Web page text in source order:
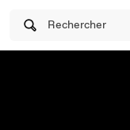
Rechercher